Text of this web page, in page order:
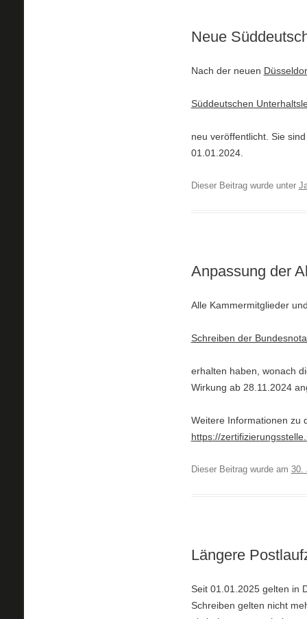
Neue
Nach der neuen
Süddeutschen
neu veröffentlicht. Sie
01.01.2024.
Dieser Beitrag wurde unter
Anpassung der
Alle Kammermitglieder
Schreiben der
erhalten haben, wonach
Wirkung ab 28.11.2024
Weitere Informationen zu
https://
Dieser Beitrag wurde am 30.
Längere
Seit 01.01.2025 gelten in
Schreiben gelten nicht